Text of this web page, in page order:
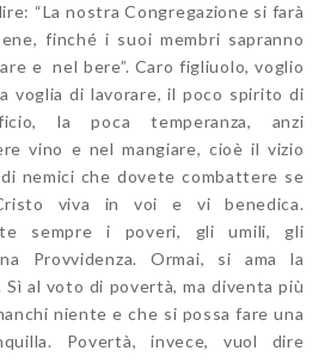
“La nostra Congregazione si farà
finché i suoi membri sapranno
e nel bere”. Caro figliuolo, voglio
voglia di lavorare, il poco spirito di
la poca temperanza, anzi
vino e nel mangiare, cioè il vizio
nemici che dovete combattere se
viva in voi e vi benedica.
sempre i poveri, gli umili, gli
Provvidenza. Ormai, si ama la
al voto di povertà, ma diventa più
niente e che si possa fare una
Povertà, invece, vuol dire